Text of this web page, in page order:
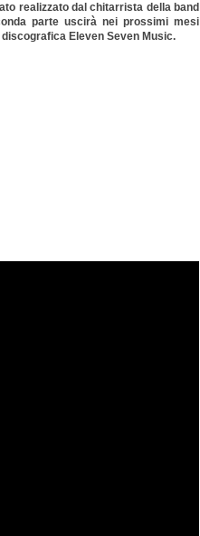
realizzato dal chitarrista della band
parte uscirà nei prossimi mesi
discografica Eleven Seven Music.